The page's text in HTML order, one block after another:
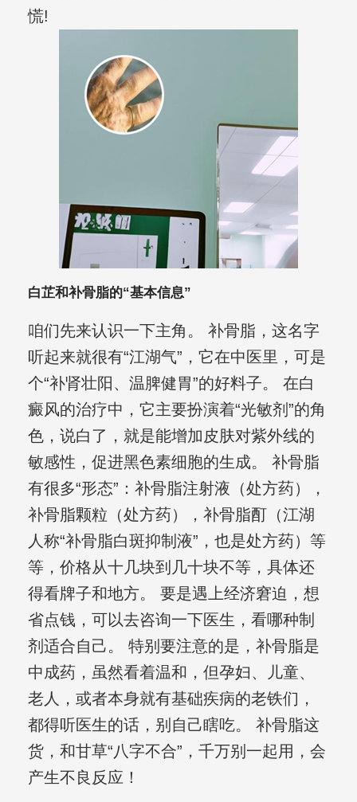
慌!
白芷和补骨脂的“基本信息”
咱们先来认识一下主角。 补骨脂，这名字
听起来就很有“江湖气”，它在中医里，可是
个“补肾壮阳、温脾健胃”的好料子。 在白
癜风的治疗中，它主要扮演着“光敏剂”的角
色，说白了，就是能增加皮肤对紫外线的
敏感性，促进黑色素细胞的生成。 补骨脂
有很多“形态”：补骨脂注射液（处方药），
补骨脂颗粒（处方药），补骨脂酊（江湖
人称“补骨脂白斑抑制液”，也是处方药）等
等，价格从十几块到几十块不等，具体还
得看牌子和地方。 要是遇上经济窘迫，想
省点钱，可以去咨询一下医生，看哪种制
剂适合自己。 特别要注意的是，补骨脂是
中成药，虽然看着温和，但孕妇、儿童、
老人，或者本身就有基础疾病的老铁们，
都得听医生的话，别自己瞎吃。 补骨脂这
货，和甘草“八字不合”，千万别一起用，会
产生不良反应！